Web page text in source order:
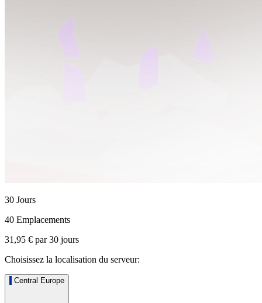
30 Jours
40 Emplacements
31,95 € par30 jours
Choisissez la localisation du serveur:
Central Europe